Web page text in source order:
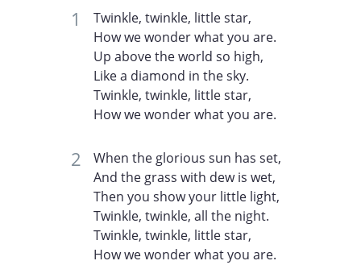
Twinkle, twinkle, little star,
How we wonder what you are.
Up above the world so high,
Like a diamond in the sky.
Twinkle, twinkle, little star,
How we wonder what you are.
When the glorious sun has set,
And the grass with dew is wet,
Then you show your little light,
Twinkle, twinkle, all the night.
Twinkle, twinkle, little star,
How we wonder what you are.